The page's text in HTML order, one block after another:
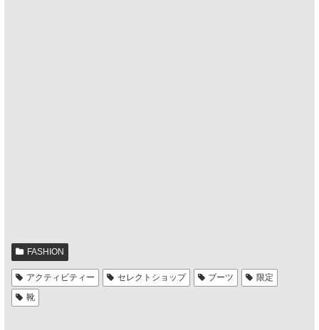
FASHION
アクティビティー セレクトショップ ブーツ
限定
靴